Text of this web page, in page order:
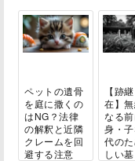
ペットの遺骨
を庭に撒くの
はNG？法律
の解釈と近隣
クレームを回
避する注意
【跡
在】
なる
身・
代の
しい